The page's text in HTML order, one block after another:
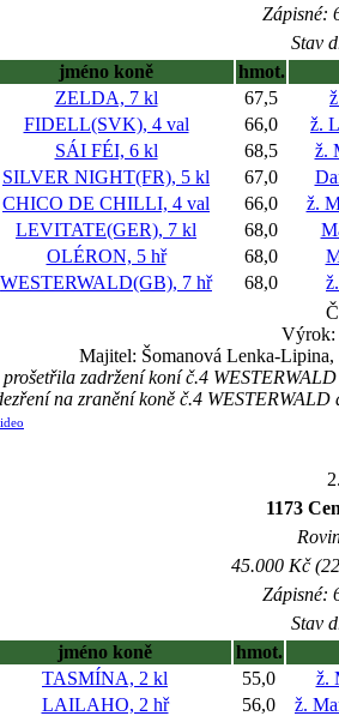
Zápisné:
Stav
jméno koně
hmot.
ZELDA, 7 kl 67,5
FIDELL(SVK), 4 val 66,0
ž.
SÁI FÉI, 6 kl 68,5
ž.
SILVER NIGHT(FR), 5 kl 67,0
CHICO DE CHILLI, 4 val 66,0
ž.
LEVITATE(GER), 7 kl 68,0
OLÉRON, 5 hř 68,0
WESTERWALD(GB), 7 hř 68,0
Výrok:
Majitel: Šomanová Lenka-
zadržení koní č.4
na zranění koně č.4
1173
45.000 Kč
Zápisné:
Stav
jméno koně
hmot.
TASMÍNA, 2 kl 55,0
ž.
LAILAHO, 2 hř 56,0
ž.